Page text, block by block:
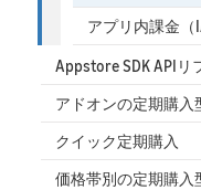
アプリ内課金（
Appstore SDK APIリ
アドオンの定期購入
クイック定期購入
価格帯別の定期購入